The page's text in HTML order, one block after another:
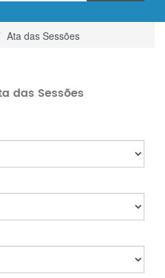
Ata das Sessões
das Sessões